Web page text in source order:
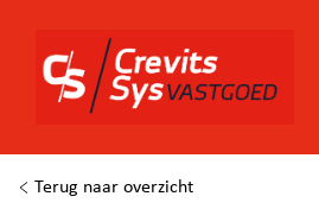
Terug naar overzicht